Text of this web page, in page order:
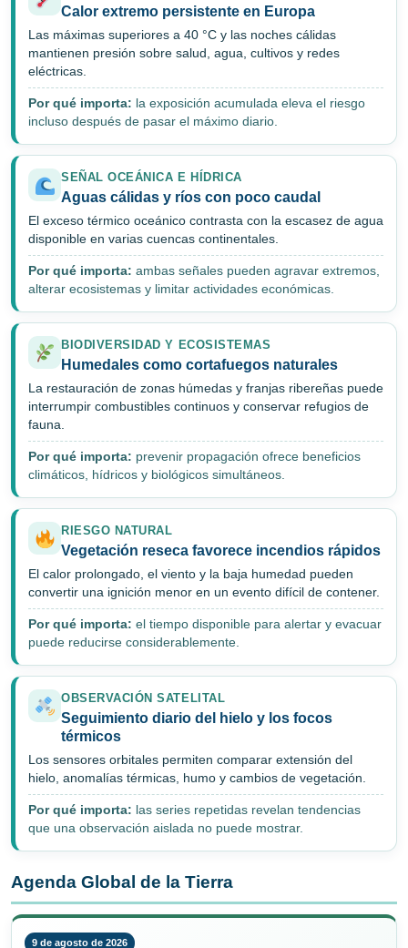
Calor extremo persistente en Europa
Las máximas superiores a 40 °C y las noches cálidas
mantienen presión sobre salud, agua, cultivos y redes
eléctricas.
Por qué importa: la exposición acumulada eleva el riesgo
incluso después de pasar el máximo diario.
SEÑAL OCEÁNICA E HÍDRICA
Aguas cálidas y ríos con poco caudal
El exceso térmico oceánico contrasta con la escasez de agua
disponible en varias cuencas continentales.
Por qué importa: ambas señales pueden agravar extremos,
alterar ecosistemas y limitar actividades económicas.
BIODIVERSIDAD Y ECOSISTEMAS
Humedales como cortafuegos naturales
La restauración de zonas húmedas y franjas ribereñas puede
interrumpir combustibles continuos y conservar refugios de
fauna.
Por qué importa: prevenir propagación ofrece beneficios
climáticos, hídricos y biológicos simultáneos.
RIESGO NATURAL
Vegetación reseca favorece incendios rápidos
El calor prolongado, el viento y la baja humedad pueden
convertir una ignición menor en un evento difícil de contener.
Por qué importa: el tiempo disponible para alertar y evacuar
puede reducirse considerablemente.
OBSERVACIÓN SATELITAL
Seguimiento diario del hielo y los focos
térmicos
Los sensores orbitales permiten comparar extensión del
hielo, anomalías térmicas, humo y cambios de vegetación.
Por qué importa: las series repetidas revelan tendencias
que una observación aislada no puede mostrar.
Agenda Global de la Tierra
9 de agosto de 2026